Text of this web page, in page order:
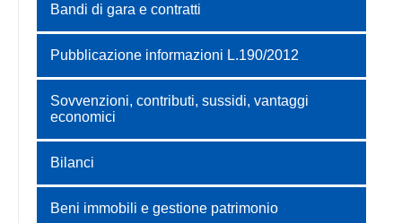
Bandi di gara e contratti
Pubblicazione informazioni L.190/2012
Sovvenzioni, contributi, sussidi, vantaggi
economici
Bilanci
Beni immobili e gestione patrimonio